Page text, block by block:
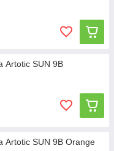
Artotic SUN 9B
Artotic SUN 9B Orange